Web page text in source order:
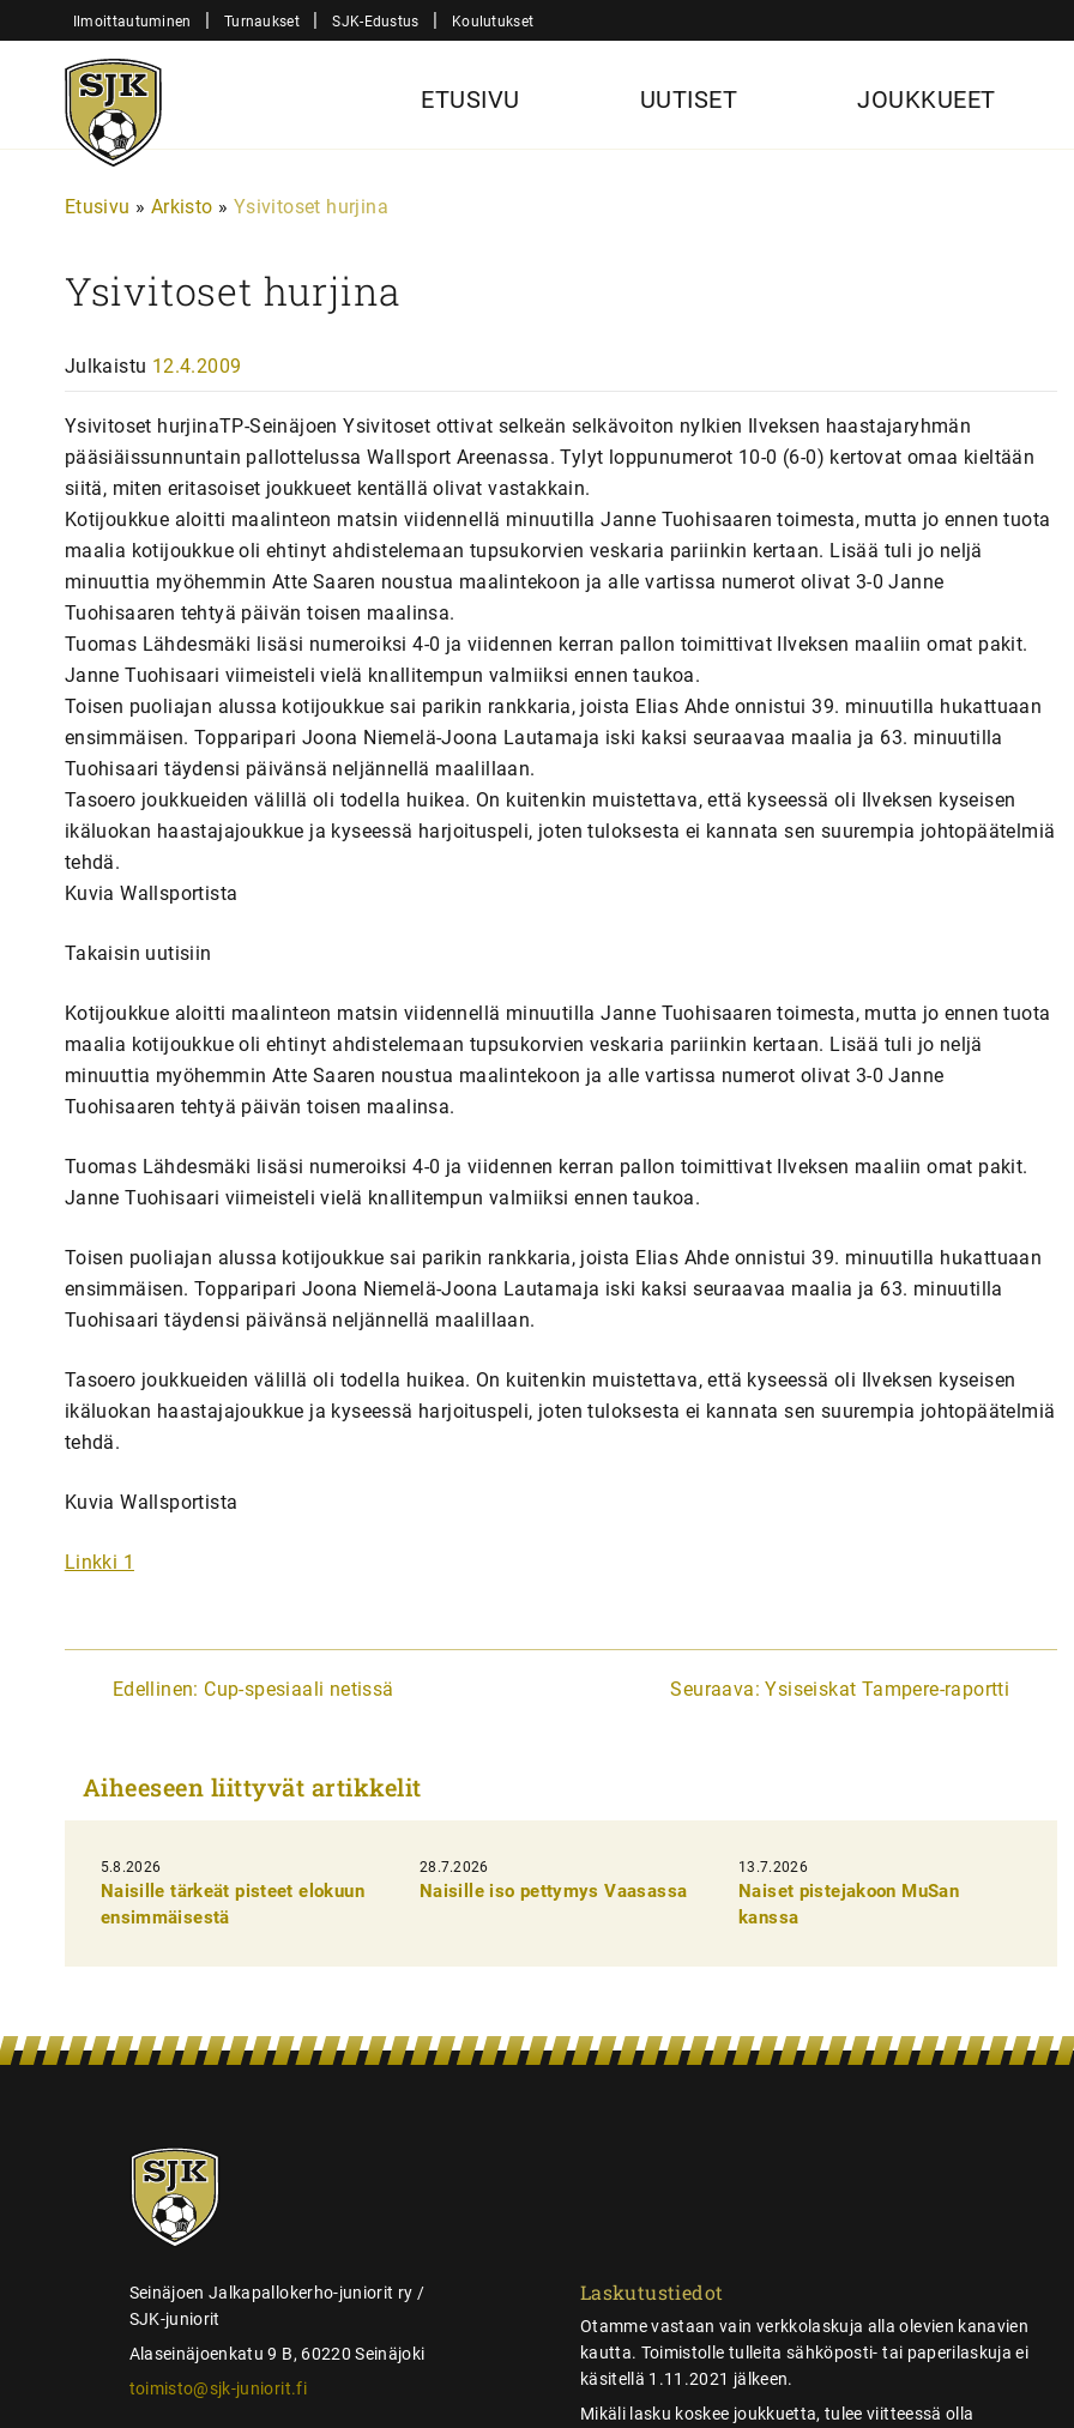
sisältöön
Ilmoittautuminen | Turnaukset | SJK-Edustus | Koulutukset
Sjk-
Juniorit
ETUSIVU UUTISET JOUKKUEET
Etusivu » Arkisto » Ysivitoset hurjina
Ysivitoset hurjina
Julkaistu 12.4.2009
Ysivitoset hurjinaTP-Seinäjoen Ysivitoset ottivat selkeän selkävoiton nylkien Ilveksen haastajaryhmän
pääsiäissunnuntain pallottelussa Wallsport Areenassa. Tylyt loppunumerot 10-0 (6-0) kertovat omaa kieltään
siitä, miten eritasoiset joukkueet kentällä olivat vastakkain.
Kotijoukkue aloitti maalinteon matsin viidennellä minuutilla Janne Tuohisaaren toimesta, mutta jo ennen tuota
maalia kotijoukkue oli ehtinyt ahdistelemaan tupsukorvien veskaria pariinkin kertaan. Lisää tuli jo neljä
minuuttia myöhemmin Atte Saaren noustua maalintekoon ja alle vartissa numerot olivat 3-0 Janne
Tuohisaaren tehtyä päivän toisen maalinsa.
Tuomas Lähdesmäki lisäsi numeroiksi 4-0 ja viidennen kerran pallon toimittivat Ilveksen maaliin omat pakit.
Janne Tuohisaari viimeisteli vielä knallitempun valmiiksi ennen taukoa.
Toisen puoliajan alussa kotijoukkue sai parikin rankkaria, joista Elias Ahde onnistui 39. minuutilla hukattuaan
ensimmäisen. Topparipari Joona Niemelä-Joona Lautamaja iski kaksi seuraavaa maalia ja 63. minuutilla
Tuohisaari täydensi päivänsä neljännellä maalillaan.
Tasoero joukkueiden välillä oli todella huikea. On kuitenkin muistettava, että kyseessä oli Ilveksen kyseisen
ikäluokan haastajajoukkue ja kyseessä harjoituspeli, joten tuloksesta ei kannata sen suurempia johtopäätelmiä
tehdä.
Kuvia Wallsportista
Takaisin uutisiin
Kotijoukkue aloitti maalinteon matsin viidennellä minuutilla Janne Tuohisaaren toimesta, mutta jo ennen tuota
maalia kotijoukkue oli ehtinyt ahdistelemaan tupsukorvien veskaria pariinkin kertaan. Lisää tuli jo neljä
minuuttia myöhemmin Atte Saaren noustua maalintekoon ja alle vartissa numerot olivat 3-0 Janne
Tuohisaaren tehtyä päivän toisen maalinsa.
Tuomas Lähdesmäki lisäsi numeroiksi 4-0 ja viidennen kerran pallon toimittivat Ilveksen maaliin omat pakit.
Janne Tuohisaari viimeisteli vielä knallitempun valmiiksi ennen taukoa.
Toisen puoliajan alussa kotijoukkue sai parikin rankkaria, joista Elias Ahde onnistui 39. minuutilla hukattuaan
ensimmäisen. Topparipari Joona Niemelä-Joona Lautamaja iski kaksi seuraavaa maalia ja 63. minuutilla
Tuohisaari täydensi päivänsä neljännellä maalillaan.
Tasoero joukkueiden välillä oli todella huikea. On kuitenkin muistettava, että kyseessä oli Ilveksen kyseisen
ikäluokan haastajajoukkue ja kyseessä harjoituspeli, joten tuloksesta ei kannata sen suurempia johtopäätelmiä
tehdä.
Kuvia Wallsportista
Linkki 1
A
i
k
e
n
Edellinen: Cup-spesiaali netissä Seuraava: Ysiseiskat Tampere-raportti
Aiheeseen liittyvät artikkelit
5.8.2026
Naisille tärkeät pisteet elokuun
ensimmäisestä
28.7.2026
Naisille iso pettymys Vaasassa
13.7.2026
Naiset pistejakoon MuSan
kanssa
SJK-
juniorit
Seinäjoen Jalkapallokerho-juniorit ry /
SJK-juniorit
Alaseinäjoenkatu 9 B, 60220 Seinäjoki
toimisto@sjk-juniorit.fi
Laskutustiedot
Otamme vastaan vain verkkolaskuja alla olevien kanavien
kautta. Toimistolle tulleita sähköposti- tai paperilaskuja ei
käsitellä 1.11.2021 jälkeen.
Mikäli lasku koskee joukkuetta, tulee viitteessä olla